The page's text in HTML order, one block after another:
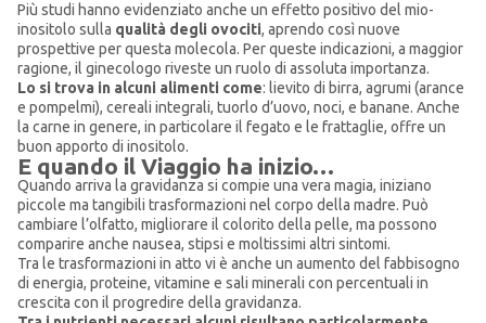
Più studi hanno evidenziato anche un effetto positivo del mio-
inositolo sulla qualità degli ovociti, aprendo così nuove
prospettive per questa molecola. Per queste indicazioni, a maggior
ragione, il ginecologo riveste un ruolo di assoluta importanza.
Lo si trova in alcuni alimenti come: lievito di birra, agrumi (arance
e pompelmi), cereali integrali, tuorlo d’uovo, noci, e banane. Anche
la carne in genere, in particolare il fegato e le frattaglie, offre un
buon apporto di inositolo.
E quando il Viaggio ha inizio…
Quando arriva la gravidanza si compie una vera magia, iniziano
piccole ma tangibili trasformazioni nel corpo della madre. Può
cambiare l’olfatto, migliorare il colorito della pelle, ma possono
comparire anche nausea, stipsi e moltissimi altri sintomi.
Tra le trasformazioni in atto vi è anche un aumento del fabbisogno
di energia, proteine, vitamine e sali minerali con percentuali in
crescita con il progredire della gravidanza.